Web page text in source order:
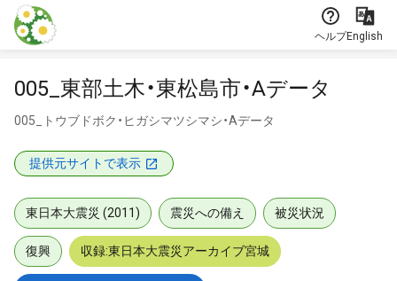
本文に飛ぶ
ヘルプEnglish
005_東部土木・東松島市・Aデータ
005_トウブドボク・ヒガシマツシマシ・Aデータ
提供元サイトで表示
東日本大震災 (2011) 震災への備え 被災状況
復興 収録:東日本大震災アーカイブ宮城